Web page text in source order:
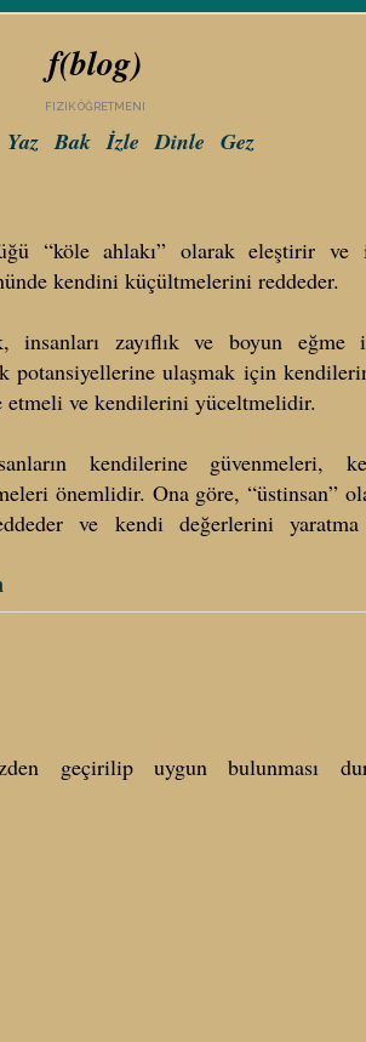
f(blog)
FIZIK ÖĞRETMENI
Yaz Bak İzle Dinle Gez
“köle ahlakı” olarak eleştirir ve
kendini küçültmelerini reddeder.
insanları zayıflık ve boyun
potansiyellerine ulaşmak için
etmeli ve kendilerini yüceltmelidir.
kendilerine güvenmeleri,
önemlidir. Ona göre, “üstinsan”
ve kendi değerlerini
geçirilip uygun bulunması